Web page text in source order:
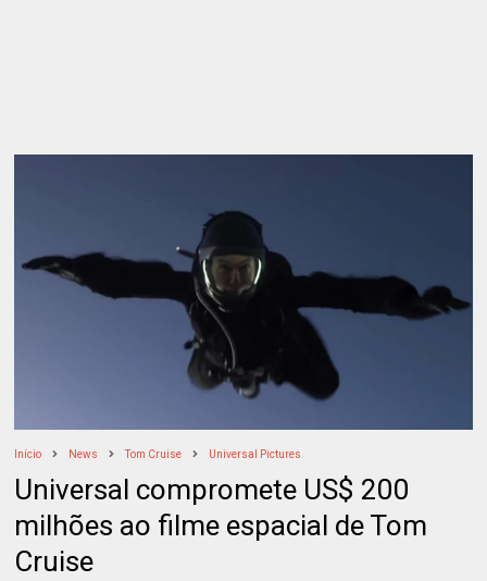
Início News Tom Cruise Universal Pictures
Universal compromete US$ 200
milhões ao filme espacial de Tom
Cruise